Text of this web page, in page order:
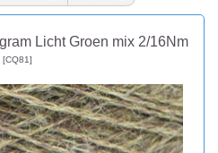
Licht Groen mix 2/16Nm
[CQ81]